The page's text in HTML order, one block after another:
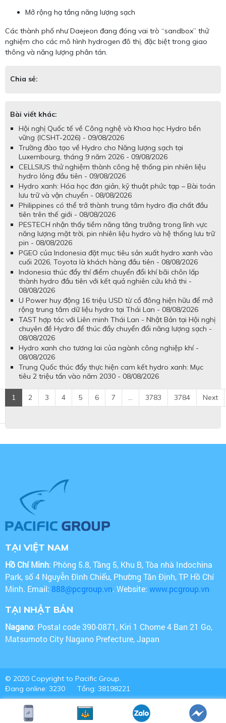
Mở rộng hạ tầng năng lượng sạch
Các thành phố như Daejeon đang đóng vai trò “sandbox” thử
nghiệm cho các mô hình hydrogen đô thị, đặc biệt trong giao
thông và năng lượng phân tán.
Chia sẻ:
Bài viết khác:
Hội nghị Quốc tế về Công nghệ và Khoa học Hydro bền
vững (ICSHT-2026) - 09/08/2026
Trường đào tạo về Hydro cho Năng lượng sạch tại
Luxembourg, tháng 9 năm 2026 - 09/08/2026
CELLSIUS thử nghiệm thành công hệ thống pin nhiên liệu
hydro lỏng đầu tiên - 09/08/2026
Hydro xanh: Hóa học đơn giản, kỹ thuật phức tạp – Bài toán
lưu trữ và vận chuyển - 08/08/2026
Philippines có thể trở thành trung tâm hydro địa chất đầu
tiên trên thế giới - 08/08/2026
PESTECH nhận thấy tiềm năng tăng trưởng trong lĩnh vực
năng lượng mặt trời, pin nhiên liệu hydro và hệ thống lưu trữ
pin - 08/08/2026
PGEO của Indonesia đặt mục tiêu sản xuất hydro xanh vào
cuối 2026, Toyota là khách hàng đầu tiên - 08/08/2026
Indonesia thúc đẩy thí điểm chuyển đổi khí bãi chôn lấp
thành hydro đầu tiên với kết quả nghiên cứu khả thi -
08/08/2026
U Power huy động 16 triệu USD từ cổ đông hiện hữu để mở
rộng trung tâm dữ liệu hydro tại Thái Lan - 08/08/2026
TAST hợp tác với Liên minh Thái Lan - Nhật Bản tại Hội nghị
chuyên đề Hydro để thúc đẩy chuyển đổi năng lượng sạch -
08/08/2026
Hydro xanh cho tương lai của ngành công nghiệp khí -
08/08/2026
Trung Quốc thúc đẩy thực hiện cam kết hydro xanh: Mục
tiêu 2 triệu tấn vào năm 2030 - 08/08/2026
1 2 3 4 5 6 7 ... 3783 3784 Next
TẠI VIỆT NAM
Hồ Chí Minh: Phòng 5.8, Tầng 5, Khu B, Tòa nhà Indochina
Park, số 4 Nguyễn Đình Chiểu, Phường Tân Định, TP Hồ Chí
Minh. Email: 888@pcgroup.vn. Website: www.pcgroup.vn
TẠI NHẬT BẢN
Nagano: Postal code 390-0871, Kiri 1 Chome 4 Ban 21 Go,
Matsumoto City Nagano Prefecture, Japan
© 2020 Copyright to Pacific Group.
Đang online: 3230
Tổng: 38198221